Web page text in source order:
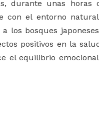
durante unas horas
con el entorno
los bosques
positivos en la
el equilibrio